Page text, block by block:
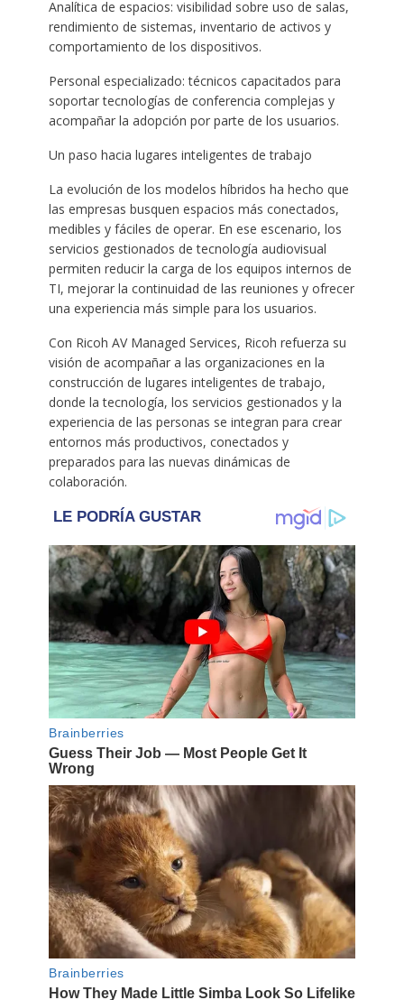
Analítica de espacios: visibilidad sobre uso de salas,
rendimiento de sistemas, inventario de activos y
comportamiento de los dispositivos.
Personal especializado: técnicos capacitados para
soportar tecnologías de conferencia complejas y
acompañar la adopción por parte de los usuarios.
Un paso hacia lugares inteligentes de trabajo
La evolución de los modelos híbridos ha hecho que
las empresas busquen espacios más conectados,
medibles y fáciles de operar. En ese escenario, los
servicios gestionados de tecnología audiovisual
permiten reducir la carga de los equipos internos de
TI, mejorar la continuidad de las reuniones y ofrecer
una experiencia más simple para los usuarios.
Con Ricoh AV Managed Services, Ricoh refuerza su
visión de acompañar a las organizaciones en la
construcción de lugares inteligentes de trabajo,
donde la tecnología, los servicios gestionados y la
experiencia de las personas se integran para crear
entornos más productivos, conectados y
preparados para las nuevas dinámicas de
colaboración.